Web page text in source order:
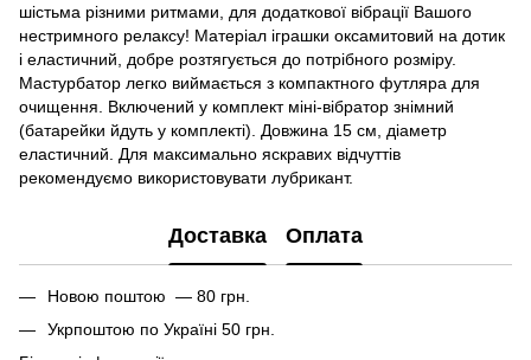
шістьма різними ритмами, для додаткової вібрації Вашого
нестримного релаксу! Матеріал іграшки оксамитовий на дотик
і еластичний, добре розтягується до потрібного розміру.
Мастурбатор легко виймається з компактного футляра для
очищення. Включений у комплект міні-вібратор знімний
(батарейки йдуть у комплекті). Довжина 15 см, діаметр
еластичний. Для максимально яскравих відчуттів
рекомендуємо використовувати лубрикант.
Доставка Оплата
Новою поштою — 80 грн.
Укрпоштою по Україні 50 грн.